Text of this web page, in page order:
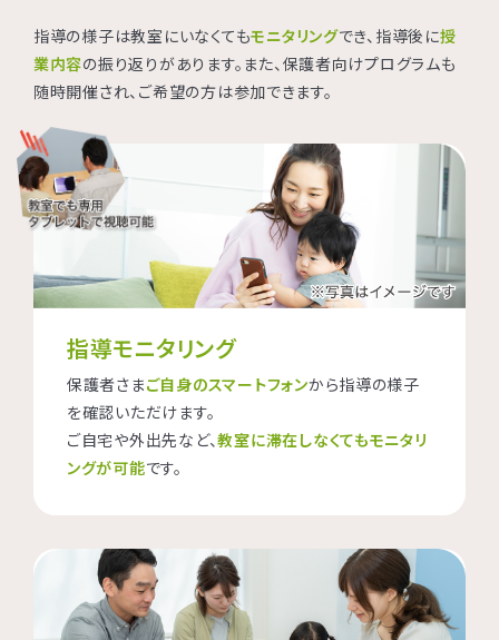
指導の様子は教室にいなくてもモニタリングでき、指導後に授
業内容の振り返りがあります。また、保護者向けプログラムも
随時開催され、ご希望の方は参加できます。
指導モニタリング
保護者さまご自身のスマートフォンから指導の様子
を確認いただけます。
ご自宅や外出先など、教室に滞在しなくてもモニタリ
ングが可能です。